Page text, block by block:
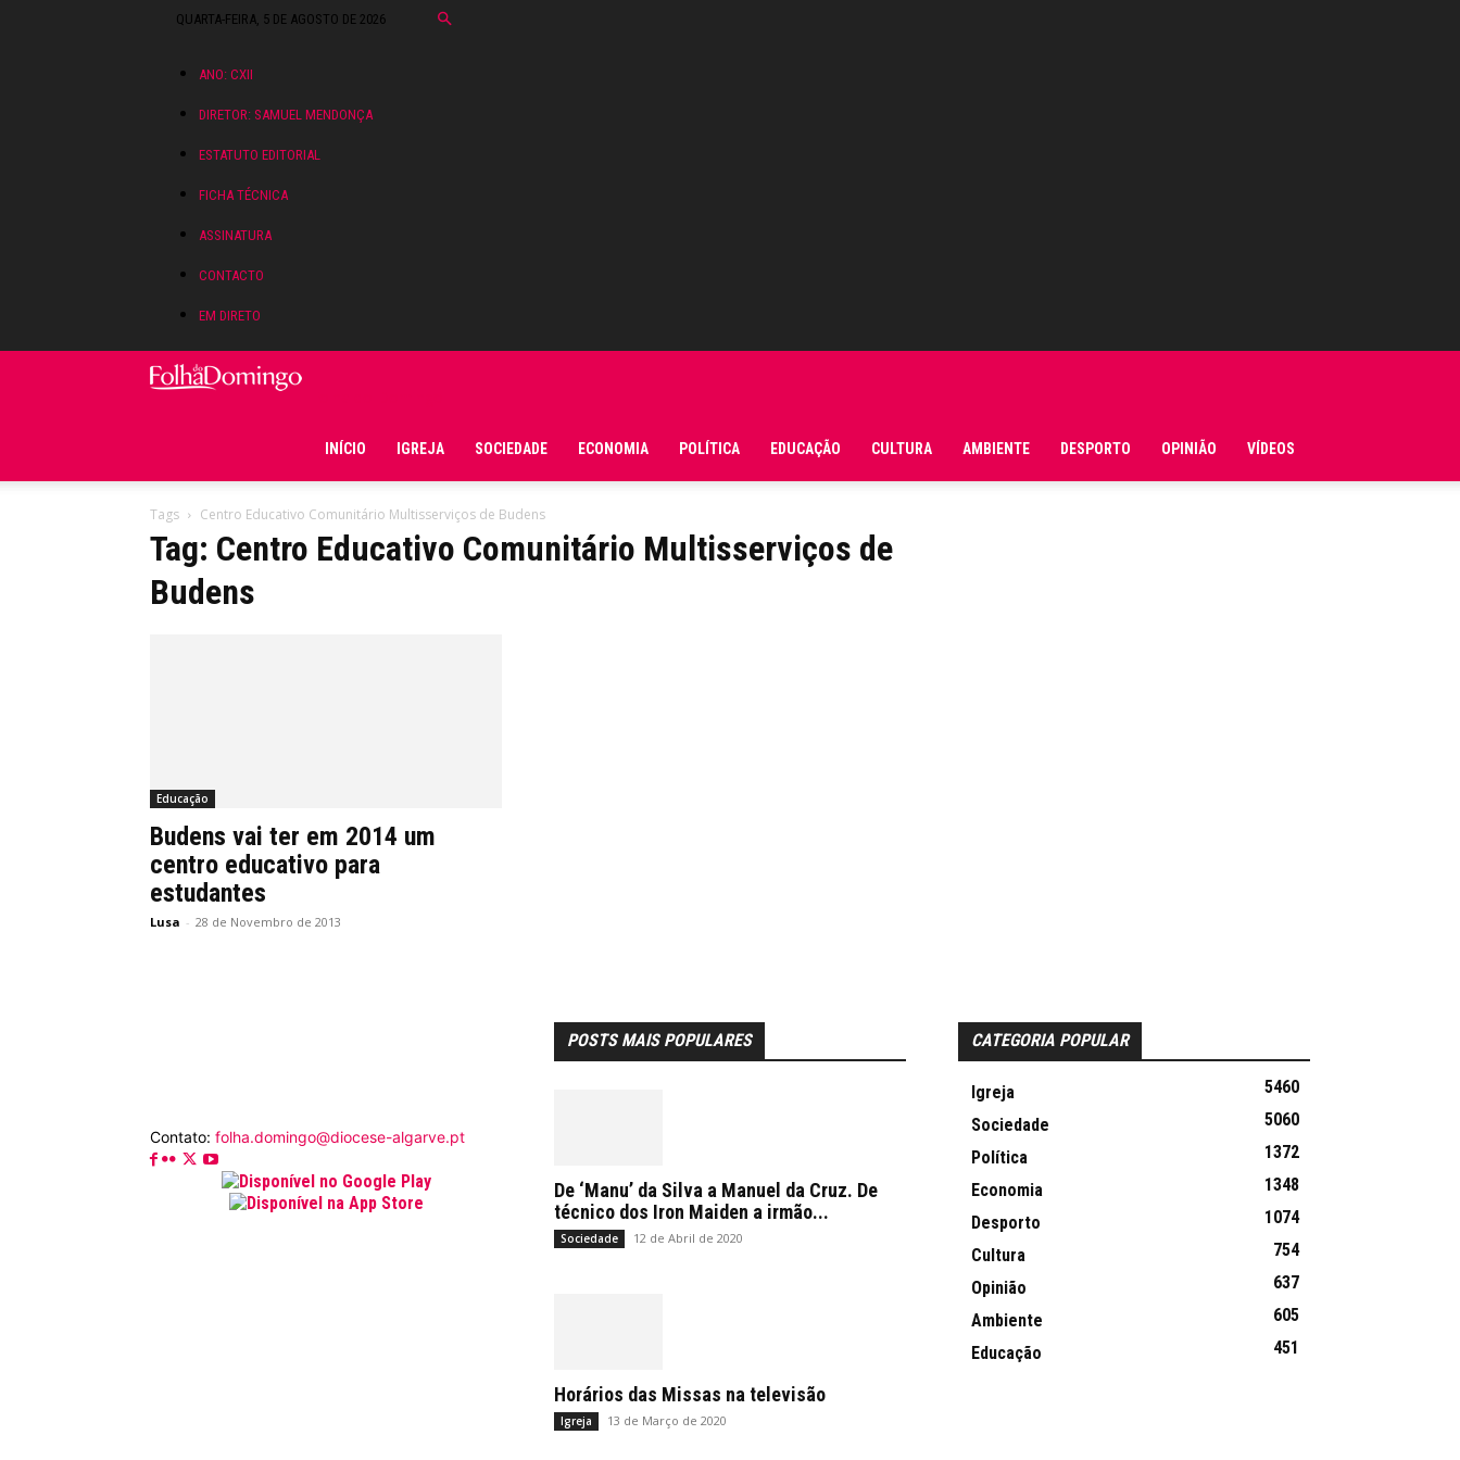
QUARTA-FEIRA, 5 DE AGOSTO DE 2026
ANO: CXII
DIRETOR: SAMUEL MENDONÇA
ESTATUTO EDITORIAL
FICHA TÉCNICA
ASSINATURA
CONTACTO
EM DIRETO
INÍCIO IGREJA SOCIEDADE ECONOMIA POLÍTICA EDUCAÇÃO CULTURA AMBIENTE DESPORTO OPINIÃO VÍDEOS
Tags Centro Educativo Comunitário Multisserviços de Budens
Tag: Centro Educativo Comunitário Multisserviços de
Budens
Educação
Budens vai ter em 2014 um
centro educativo para
estudantes
Lusa - 28 de Novembro de 2013
Contato: folha.domingo@diocese-algarve.pt
POSTS MAIS POPULARES
De ‘Manu’ da Silva a Manuel da Cruz. De
técnico dos Iron Maiden a irmão...
Sociedade 12 de Abril de 2020
Horários das Missas na televisão
Igreja 13 de Março de 2020
CATEGORIA POPULAR
Igreja
5460
Sociedade
5060
Política
1372
Economia
1348
Desporto
1074
Cultura
754
Opinião
637
Ambiente
605
Educação
451